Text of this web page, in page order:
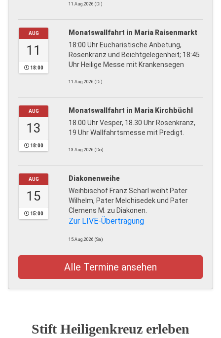
11.Aug.2026 (Di)
AUG
11
18:00
Monatswallfahrt in Maria Raisenmarkt
18:00 Uhr Eucharistische Anbetung,
Rosenkranz und Beichtgelegenheit; 18:45
Uhr Heilige Messe mit Krankensegen
11.Aug.2026 (Di)
AUG
13
18:00
Monatswallfahrt in Maria Kirchbüchl
18.00 Uhr Vesper, 18.30 Uhr Rosenkranz,
19 Uhr Wallfahrtsmesse mit Predigt.
13.Aug.2026 (Do)
AUG
15
15:00
Diakonenweihe
Weihbischof Franz Scharl weiht Pater
Wilhelm, Pater Melchisedek und Pater
Clemens M. zu Diakonen.
Zur LIVE-Übertragung
15.Aug.2026 (Sa)
Alle Termine ansehen
Stift Heiligenkreuz erleben